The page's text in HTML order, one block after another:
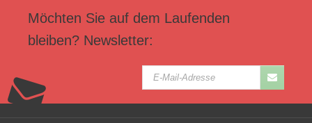
Möchten Sie auf dem Laufenden
bleiben? Newsletter: